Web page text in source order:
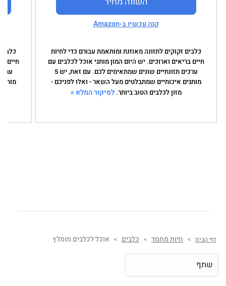
קנה עכשיו ב-Amazon
כלבים זקוקים לתזונה מאוזנת ומותאמת עבורם כדי לחיות
חיים בריאים וארוכים. יש היום המון מותגי אוכל לכלבים עם
ערכים תזונתיים שונים שמתאימים לכם. עם זאת, יש 5
מותגים איכותיים שמתבלטים מעל השאר - ואלו לפניכם -
מזון לכלבים הטוב ביותר. לסיקור המלא »
חיים
דף הבית > חיות מחמד > כלבים > אוכל לכלבים מומלץ
שתף